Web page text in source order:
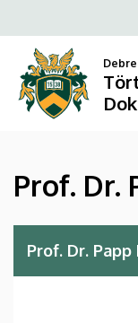
Dr.
Papp
Klára
és
Néprajzi
a
tartalomra
Prof. Dr.
Prof. Dr. Papp